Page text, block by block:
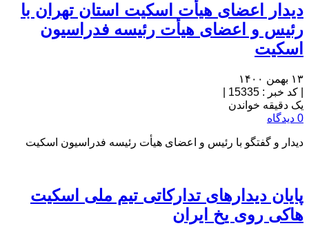
دیدار اعضای هیأت اسکیت استان تهران با
رئیس و اعضای هیأت رئیسه فدراسیون
اسکیت
۱۳ بهمن ۱۴۰۰
کد خبر : 15335
یک دقیقه خواندن
0 دیدگاه
دیدار و گفتگو با رئیس و اعضای هیأت رئیسه فدراسیون اسکیت
پایان دیدارهای تدارکاتی تیم ملی اسکیت
هاکی روی یخ ایران